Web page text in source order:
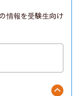
情報を受験生向け